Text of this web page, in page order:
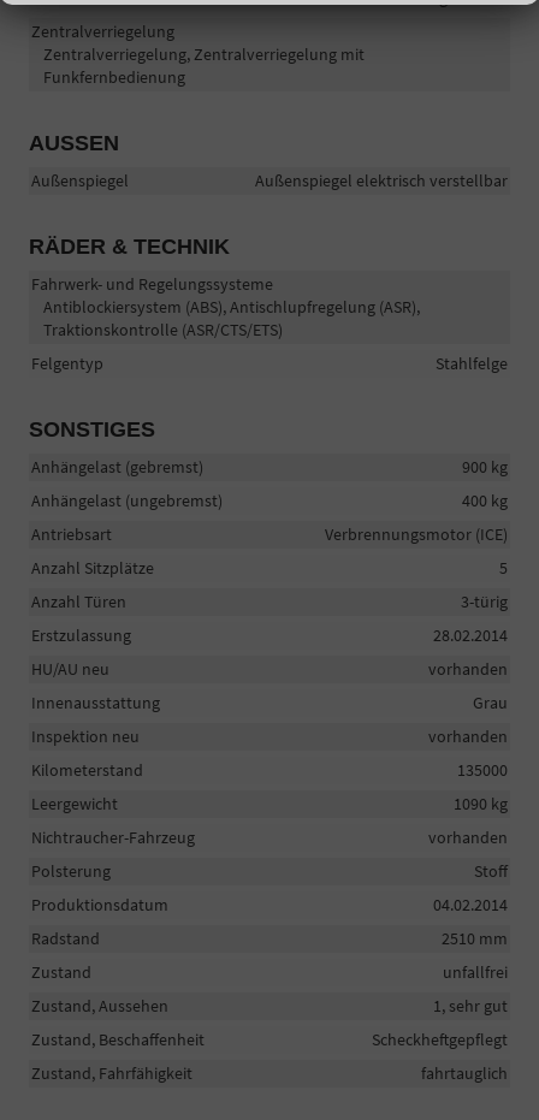
Zentralverriegelung
Zentralverriegelung, Zentralverriegelung mit
Funkfernbedienung
AUSSEN
Außenspiegel Außenspiegel elektrisch verstellbar
RÄDER & TECHNIK
Fahrwerk- und Regelungssysteme
Antiblockiersystem (ABS), Antischlupfregelung (ASR),
Traktionskontrolle (ASR/CTS/ETS)
Felgentyp
Stahlfelge
SONSTIGES
Anhängelast (gebremst)
900 kg
Anhängelast (ungebremst)
400 kg
Antriebsart
Verbrennungsmotor (ICE)
Anzahl Sitzplätze
5
Anzahl Türen
3-türig
Erstzulassung
28.02.2014
HU/AU neu
vorhanden
Innenausstattung
Grau
Inspektion neu
vorhanden
Kilometerstand
135000
Leergewicht
1090 kg
Nichtraucher-Fahrzeug
vorhanden
Polsterung
Stoff
Produktionsdatum
04.02.2014
Radstand
2510 mm
Zustand
unfallfrei
Zustand, Aussehen
1, sehr gut
Zustand, Beschaffenheit
Scheckheftgepflegt
Zustand, Fahrfähigkeit
fahrtauglich